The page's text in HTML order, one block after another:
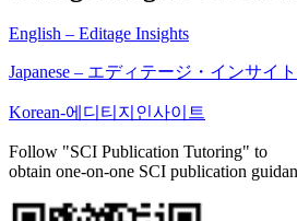
English – Editage Insights
Japanese – エディテージ・インサイト
Korean-에디티지인사이트
Follow "SCI Publication Tutoring" to
obtain one-on-one SCI publication